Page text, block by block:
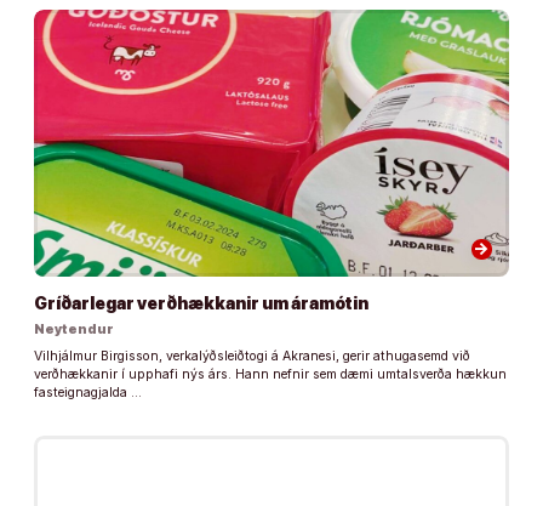
arrow_forward
Gríðarlegar verðhækkanir um áramótin
Neytendur
Vilhjálmur Birgisson, verkalýðsleiðtogi á Akranesi, gerir athugasemd við
verðhækkanir í upphafi nýs árs. Hann nefnir sem dæmi umtalsverða hækkun
fasteignagjalda …